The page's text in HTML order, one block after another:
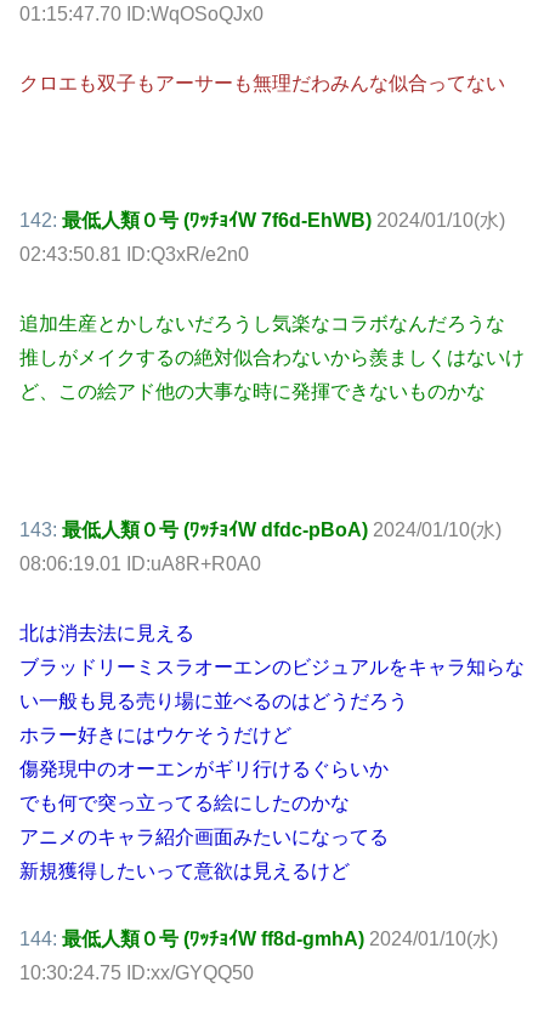
01:15:47.70 ID:WqOSoQJx0
クロエも双子もアーサーも無理だわみんな似合ってない
142: 最低人類０号 (ﾜｯﾁｮｲW 7f6d-EhWB) 2024/01/10(水)
02:43:50.81 ID:Q3xR/e2n0
追加生産とかしないだろうし気楽なコラボなんだろうな
推しがメイクするの絶対似合わないから羨ましくはないけ
ど、この絵アド他の大事な時に発揮できないものかな
143: 最低人類０号 (ﾜｯﾁｮｲW dfdc-pBoA) 2024/01/10(水)
08:06:19.01 ID:uA8R+R0A0
北は消去法に見える
ブラッドリーミスラオーエンのビジュアルをキャラ知らな
い一般も見る売り場に並べるのはどうだろう
ホラー好きにはウケそうだけど
傷発現中のオーエンがギリ行けるぐらいか
でも何で突っ立ってる絵にしたのかな
アニメのキャラ紹介画面みたいになってる
新規獲得したいって意欲は見えるけど
144: 最低人類０号 (ﾜｯﾁｮｲW ff8d-gmhA) 2024/01/10(水)
10:30:24.75 ID:xx/GYQQ50